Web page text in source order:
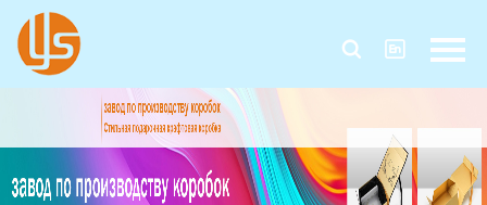
 
Главная
Продукция
О Нас